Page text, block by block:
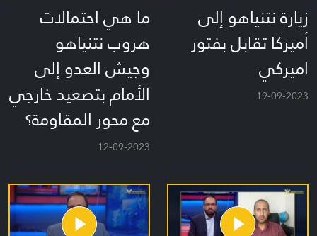
زيارة نتنياهو إلى
أميركا تقابل بفتور
اميركي
19-09-2023
ما هي احتمالات
هروب نتنياهو
وجيش العدو إلى
الأمام بتصعيد خارجي
مع محور المقاومة؟
12-09-2023